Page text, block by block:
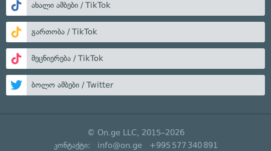
ახალი ამბები / TikTok
გართობა / TikTok
მეცნიერება / TikTok
ბოლო ამბები / Twitter
© On.ge LLC, 2015–2026
კონტაქტი: info@on.ge +995 577 340 891